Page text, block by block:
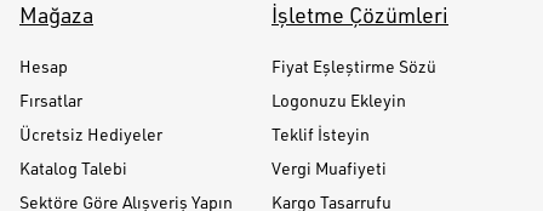
Mağaza
Hesap
Fırsatlar
Ücretsiz Hediyeler
Katalog Talebi
Sektöre Göre Alışveriş Yapın
İşletme Çözümleri
Fiyat Eşleştirme Sözü
Logonuzu Ekleyin
Teklif İsteyin
Vergi Muafiyeti
Kargo Tasarrufu